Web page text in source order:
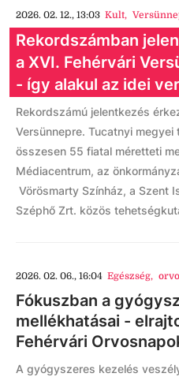
2026. 02. 12., 13:03 Kult,
Rekordszámban
a XVI. Fehérvári
- így alakul az idei
Rekordszámú jelentkezés
Versünnepre. Tucatnyi megyei
összesen 55 fiatal méretteti
Médiacentrum, az
Vörösmarty Színház, a Szent
Széphő Zrt. közös
2026. 02. 06., 16:04 Egészség,
Fókuszban a
mellékhatásai -
Fehérvári
A gyógyszeres kezelés